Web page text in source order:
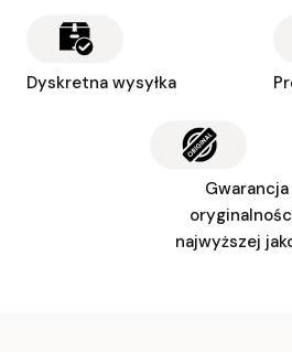
Dyskretna wysyłka
Gwarancja
najwyższej